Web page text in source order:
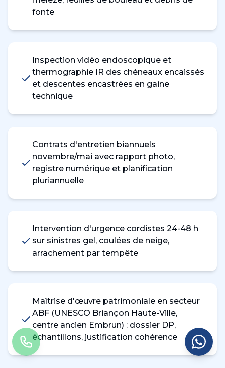
fonte
Inspection vidéo endoscopique et
thermographie IR des chéneaux encaissés
et descentes encastrées en gaine
technique
Contrats d'entretien biannuels
novembre/mai avec rapport photo,
registre numérique et planification
pluriannuelle
Intervention d'urgence cordistes 24-48 h
sur sinistres gel, coulées de neige,
arrachement par tempête
Maîtrise d'œuvre patrimoniale en secteur
ABF (UNESCO Briançon Haute-Ville,
centre ancien Embrun) : dossier DP,
échantillons, justification cohérence